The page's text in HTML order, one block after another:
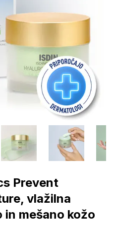
Prevent
vlažilna
in mešano kožo